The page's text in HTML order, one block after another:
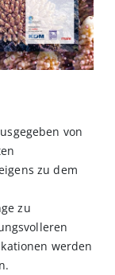
von
zu dem
zu
werden